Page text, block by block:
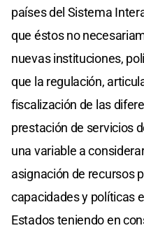
países del Sistema
que éstos no
nuevas instituciones,
que la regulación,
fiscalización de las
prestación de servicios
una variable a
asignación de recursos
capacidades y políticas
Estados teniendo en